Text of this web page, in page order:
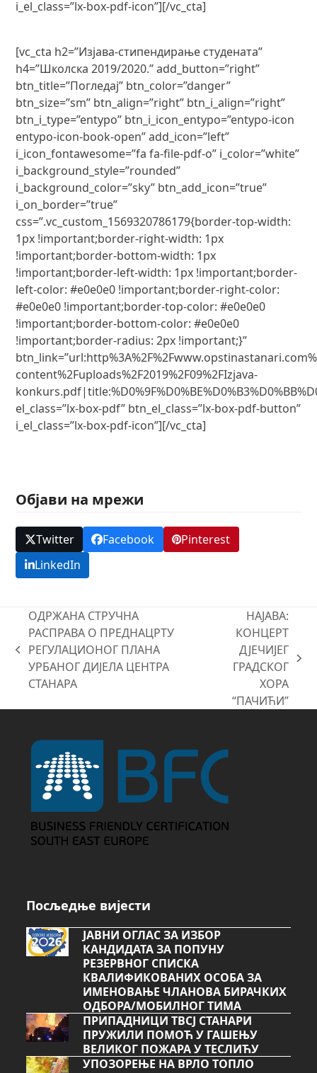
i_el_class=”lx-box-pdf-icon”][/vc_cta]
[vc_cta h2=”Изјава-стипендирање студената”
h4=”Школска 2019/2020.” add_button=”right”
btn_title=”Погледај” btn_color=”danger”
btn_size=”sm” btn_align=”right” btn_i_align=”right”
btn_i_type=”entypo” btn_i_icon_entypo=”entypo-icon
entypo-icon-book-open” add_icon=”left”
i_icon_fontawesome=”fa fa-file-pdf-o” i_color=”white”
i_background_style=”rounded”
i_background_color=”sky” btn_add_icon=”true”
i_on_border=”true”
css=”.vc_custom_1569320786179{border-top-width:
1px !important;border-right-width: 1px
!important;border-bottom-width: 1px
!important;border-left-width: 1px !important;border-
left-color: #e0e0e0 !important;border-right-color:
#e0e0e0 !important;border-top-color: #e0e0e0
!important;border-bottom-color: #e0e0e0
!important;border-radius: 2px !important;}”
content%2Fuploads%2F2019%2F09%2FIzjava-
el_class=”lx-box-pdf” btn_el_class=”lx-box-pdf-button”
i_el_class=”lx-box-pdf-icon”][/vc_cta]
Објави на мрежи
Twitter Facebook
Pinterest
LinkedIn
previous
post:
ОДРЖАНА СТРУЧНА
РАСПРАВА О ПРЕДНАЦРТУ
РЕГУЛАЦИОНОГ ПЛАНА
УРБАНОГ ДИЈЕЛА ЦЕНТРА
СТАНАРА
НАЈАВА:
КОНЦЕРТ
ДЈЕЧИЈЕГ
ГРАДСКОГ
ХОРА
“ПАЧИЋИ”
Посљедње вијести
ЈАВНИ ОГЛАС ЗА ИЗБОР
КАНДИДАТА ЗА ПОПУНУ
РЕЗЕРВНОГ СПИСКА
КВАЛИФИКОВАНИХ ОСОБА ЗА
ИМЕНОВАЊЕ ЧЛАНОВА БИРАЧКИХ
ОДБОРА/МОБИЛНОГ ТИМА
ПРИПАДНИЦИ ТВСЈ СТАНАРИ
ПРУЖИЛИ ПОМОЋ У ГАШЕЊУ
ВЕЛИКОГ ПОЖАРА У ТЕСЛИЋУ
УПОЗОРЕЊЕ НА ВРЛО ТОПЛО